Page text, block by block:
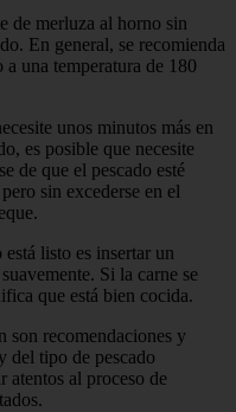
de merluza al horno sin
En general, se recomienda
una temperatura de 180
unos minutos más en
es posible que necesite
de que el pescado esté
sin excederse en el
listo es insertar un
Si la carne se
que está bien cocida.
son recomendaciones y
del tipo de pescado
atentos al proceso de